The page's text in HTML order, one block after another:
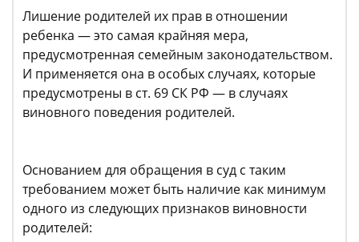
Лишение родителей их прав в отношении
ребенка — это самая крайняя мера,
предусмотренная семейным законодательством.
И применяется она в особых случаях, которые
предусмотрены в ст. 69 СК РФ — в случаях
виновного поведения родителей.
Основанием для обращения в суд с таким
требованием может быть наличие как минимум
одного из следующих признаков виновности
родителей: